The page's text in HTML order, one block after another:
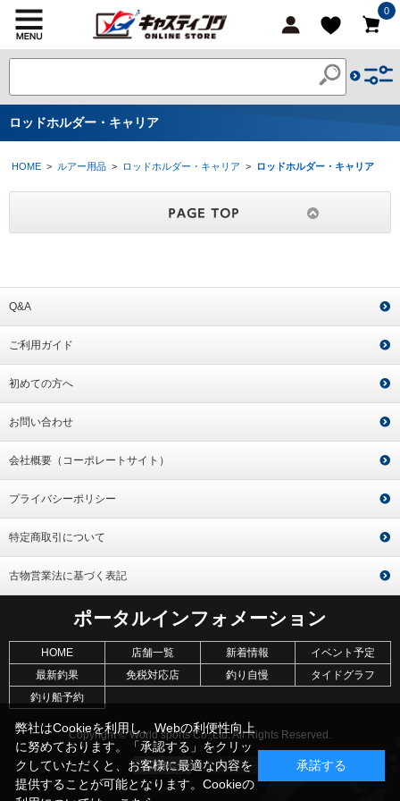
0
ロッドホルダー・キャリア
HOME > ルアー用品 > ロッドホルダー・キャリア > ロッドホルダー・キャリア
Q&A
ご利用ガイド
初めての方へ
お問い合わせ
会社概要（コーポレートサイト）
プライバシーポリシー
特定商取引について
古物営業法に基づく表記
ポータルインフォメーション
HOME 店舗一覧 新着情報
イベント予定
最新釣果
免税対応店 釣り自慢
タイドグラフ
釣り船予約
Copyright © World sports Co.,Ltd. All Rights Reserved.
弊社はCookieを利用し、Webの利便性向上
に努めております。「承認する」をクリッ
クしていただくと、お客様に最適な内容を
提供することが可能となります。Cookieの
承諾する